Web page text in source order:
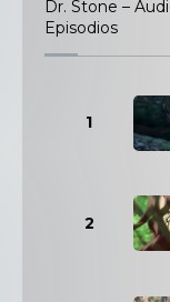
Dr. Stone –
Episodios
1
2